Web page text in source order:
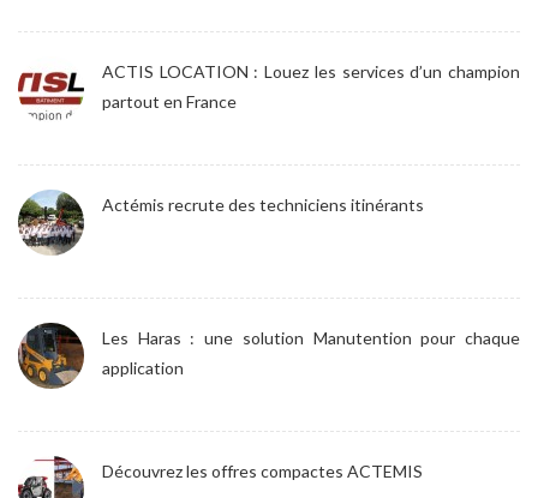
ACTIS LOCATION : Louez les services d’un champion
partout en France
Actémis recrute des techniciens itinérants
Les Haras : une solution Manutention pour chaque
application
Découvrez les offres compactes ACTEMIS